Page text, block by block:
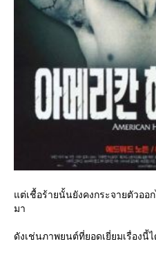
ต่เชื้อร้ายนั้นยังคงกระจายตัวออ
มา
ดังเช่นภาพยนต์ที่ยอดเยี่ยมเรื่องนี้ไ